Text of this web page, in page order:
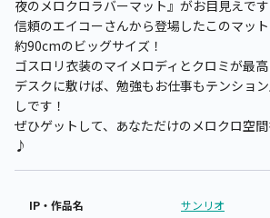
夜のメロクロラバーマット』がお目見えで
信頼のエイコーさんから登場したこのマッ
約90cmのビッグサイズ！
ゴスロリ衣装のマイメロディとクロミが最
デスクに敷けば、勉強もお仕事もテンショ
しです！
ぜひゲットして、あなただけのメロクロ空
♪
IP・作品名 サンリオ